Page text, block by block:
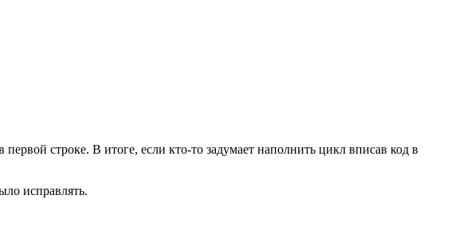
строке. В итоге, если кто-то задумает наполнить цикл вписав код в
исправлять.